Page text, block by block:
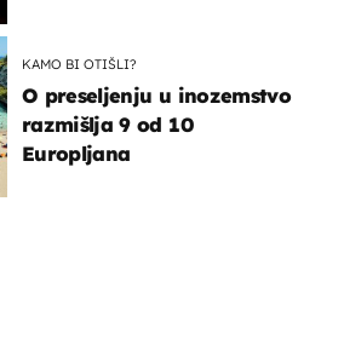
KAMO BI OTIŠLI?
O preseljenju u inozemstvo
razmišlja 9 od 10
Europljana